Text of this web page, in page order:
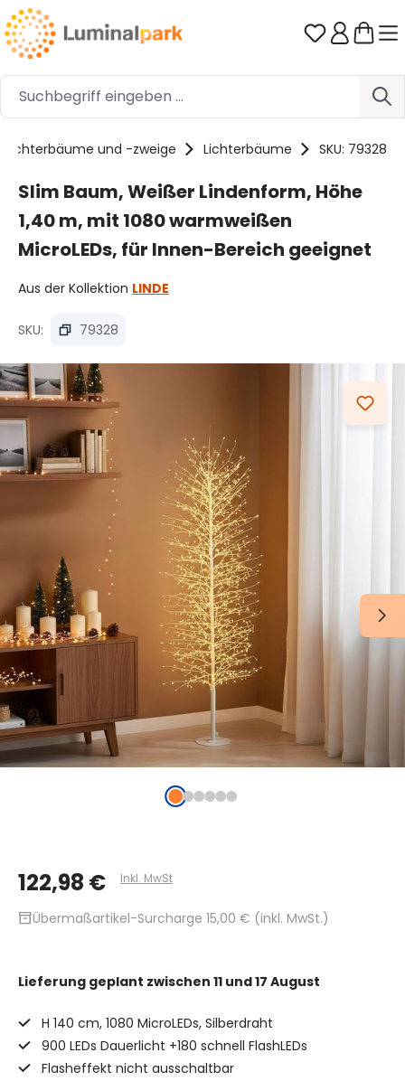
Zum Hauptinhalt springen Du hast 0
Lichterbäume und -zweige Lichterbäume SKU: 79328
Slim Baum, Weißer Lindenform, Höhe
1,40 m, mit 1080 warmweißen
MicroLEDs, für Innen-Bereich geeignet
Aus der Kollektion LINDE
SKU: 79328
Bildergalerie überspringen
122,98 € Inkl. MwSt
inventory_2Übermaßartikel-Surcharge 15,00 € (inkl. MwSt.)
Lieferung geplant zwischen 11 und 17 August
H 140 cm, 1080 MicroLEDs, Silberdraht
900 LEDs Dauerlicht +180 schnell FlashLEDs
Flasheffekt nicht ausschaltbar